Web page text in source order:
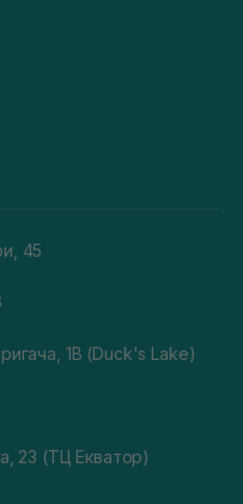
45
1В (Duck's Lake)
23 (ТЦ Екватор)